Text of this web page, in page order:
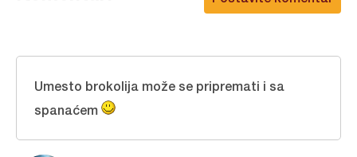
Umesto brokolija može se pripremati i sa
spanaćem